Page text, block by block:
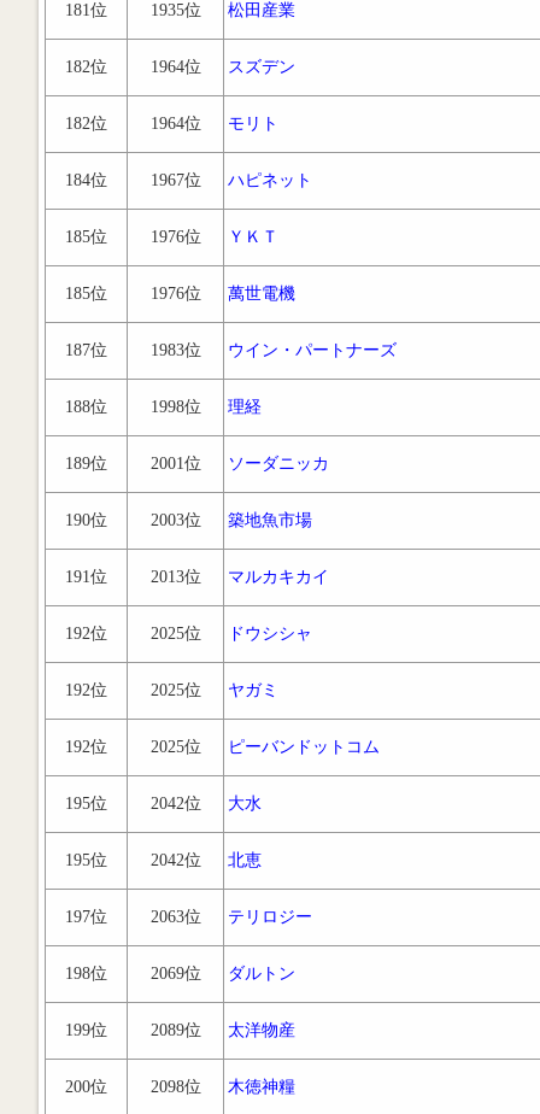
181位 1935位 松田産業
182位 1964位 スズデン
182位 1964位 モリト
184位 1967位 ハピネット
185位 1976位 ＹＫＴ
185位 1976位 萬世電機
187位 1983位 ウイン・パートナーズ
188位 1998位 理経
189位 2001位 ソーダニッカ
190位 2003位 築地魚市場
191位 2013位 マルカキカイ
192位 2025位 ドウシシャ
192位 2025位 ヤガミ
192位 2025位 ピーバンドットコム
195位 2042位 大水
195位 2042位 北恵
197位 2063位 テリロジー
198位 2069位 ダルトン
199位 2089位 太洋物産
200位 2098位 木徳神糧